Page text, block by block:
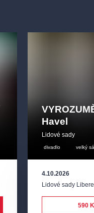
Havel
Lidové sady
divadlo velký
4.10.2026
Lidové sady
590